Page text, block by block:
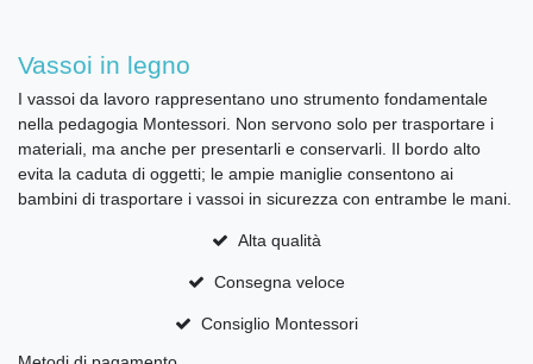
Vassoi in legno
I vassoi da lavoro rappresentano uno strumento fondamentale
nella pedagogia Montessori. Non servono solo per trasportare i
materiali, ma anche per presentarli e conservarli. Il bordo alto
evita la caduta di oggetti; le ampie maniglie consentono ai
bambini di trasportare i vassoi in sicurezza con entrambe le mani.
Alta qualità
Consegna veloce
Consiglio Montessori